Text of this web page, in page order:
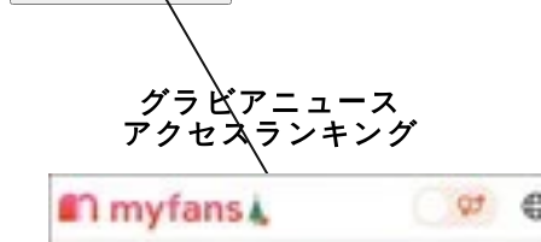
グラビアニュース
アクセスランキング